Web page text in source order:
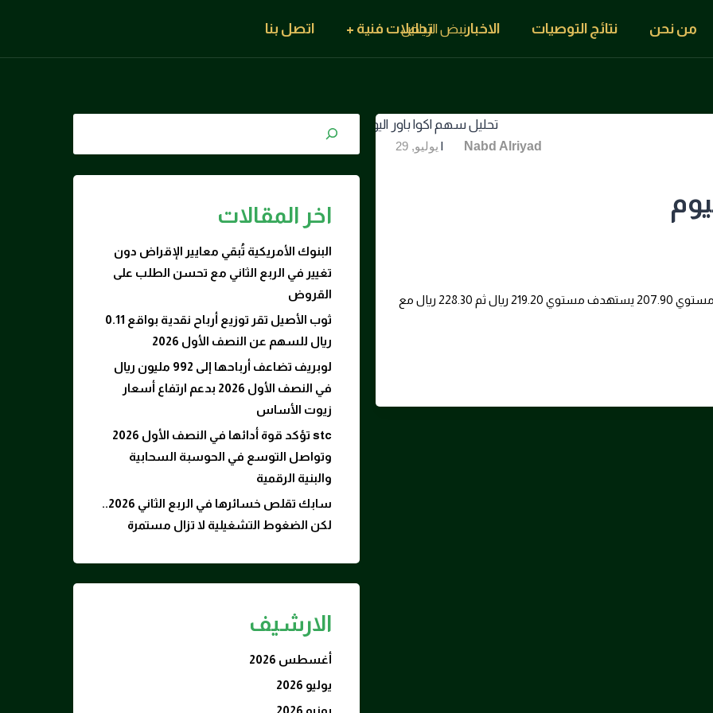
من نحن نتائج التوصيات الاخبار تحليلات فنية اتصل بنا
Nabd Alriyad
| يوليو, 29
يتداول السهم في اتجاه هابط علي المدي القصير ، أعلي مستوي 207.90 يستهدف مستوي 219.20 ريال ثم 228.30 ريال مع
اخر المقالات
البنوك الأمريكية تُبقي معايير الإقراض دون
تغيير في الربع الثاني مع تحسن الطلب على
القروض
ثوب الأصيل تقر توزيع أرباح نقدية بواقع 0.11
ريال للسهم عن النصف الأول 2026
لوبريف تضاعف أرباحها إلى 992 مليون ريال
في النصف الأول 2026 بدعم ارتفاع أسعار
زيوت الأساس
stc تؤكد قوة أدائها في النصف الأول 2026
وتواصل التوسع في الحوسبة السحابية
والبنية الرقمية
سابك تقلص خسائرها في الربع الثاني 2026..
لكن الضغوط التشغيلية لا تزال مستمرة
الارشيف
أغسطس 2026
يوليو 2026
يونيو 2026